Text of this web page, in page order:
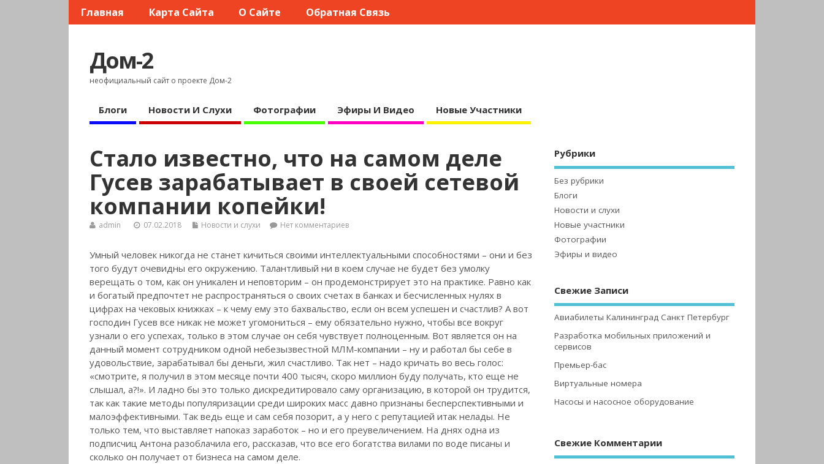
Главная Карта Сайта О Сайте Обратная Связь
Дом-2
неофициальный сайт о проекте Дом-2
Блоги Новости И Слухи Фотографии Эфиры И Видео Новые Участники
Стало известно, что на самом деле
Гусев зарабатывает в своей сетевой
компании копейки!
admin 07.02.2018 Новости и слухи Нет комментариев
Умный человек никогда не станет кичиться своими интеллектуальными способностями – они и без
того будут очевидны его окружению. Талантливый ни в коем случае не будет без умолку
верещать о том, как он уникален и неповторим – он продемонстрирует это на практике. Равно как
и богатый предпочтет не распространяться о своих счетах в банках и бесчисленных нулях в
цифрах на чековых книжках – к чему ему это бахвальство, если он всем успешен и счастлив? А вот
господин Гусев все никак не может угомониться – ему обязательно нужно, чтобы все вокруг
узнали о его успехах, только в этом случае он себя чувствует полноценным. Вот является он на
данный момент сотрудником одной небезызвестной МЛМ-компании – ну и работал бы себе в
удовольствие, зарабатывал бы деньги, жил счастливо. Так нет – надо кричать во весь голос:
«смотрите, я получил в этом месяце почти 400 тысяч, скоро миллион буду получать, кто еще не
слышал, а?!». И ладно бы это только дискредитировало саму организацию, в которой он трудится,
так как такие методы популяризации среди широких масс давно признаны бесперспективными и
малоэффективными. Так ведь еще и сам себя позорит, а у него с репутацией итак нелады. Не
только тем, что выставляет напоказ заработок – но и его преувеличением. На днях одна из
подписчиц Антона разоблачила его, рассказав, что все его богатства вилами по воде писаны и
сколько он получает от бизнеса на самом деле.
Рубрики
Без рубрики
Блоги
Новости и слухи
Новые участники
Фотографии
Эфиры и видео
Свежие Записи
Авиабилеты Калининград Санкт Петербург
Разработка мобильных приложений и
сервисов
Премьер-бас
Виртуальные номера
Насосы и насосное оборудование
Свежие Комментарии